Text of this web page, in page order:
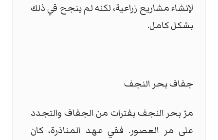
لإنشاء مشاريع زراعية، لكنه لم ينجح في ذلك
بشكل كامل.
جفاف بحر النجف
مرّ بحر النجف بفترات من الجفاف والتجدد
على مر العصور. ففي عهد المناذرة، كان